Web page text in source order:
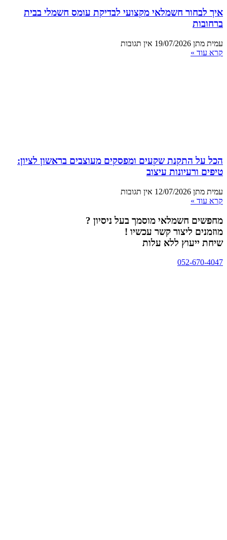
איך לבחור חשמלאי מקצועי לבדיקת עומס חשמלי בבית
ברחובות
עמית מתן 19/07/2026 אין תגובות
קרא עוד »
הכל על התקנת שקעים ומפסקים מעוצבים בראשון לציון:
טיפים ורעיונות עיצוב
עמית מתן 12/07/2026 אין תגובות
קרא עוד »
מחפשים חשמלאי מוסמך בעל ניסיון ?
מוזמנים ליצור קשר עכשיו !
שיחת ייעוץ ללא עלות
052-670-4047